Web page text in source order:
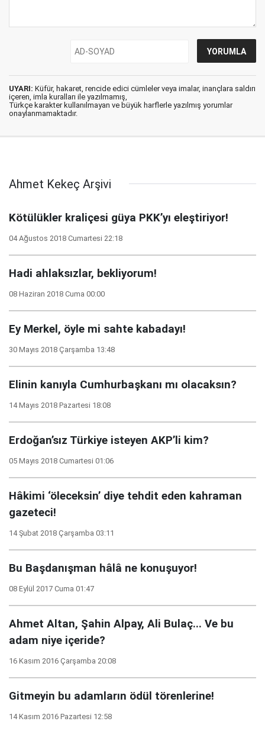
UYARI: Küfür, hakaret, rencide edici cümleler veya imalar, inançlara saldırı
içeren, imla kuralları ile yazılmamış,
Türkçe karakter kullanılmayan ve büyük harflerle yazılmış yorumlar
onaylanmamaktadır.
Ahmet Kekeç Arşivi
Kötülükler kraliçesi güya PKK’yı eleştiriyor!
04 Ağustos 2018 Cumartesi 22:18
Hadi ahlaksızlar, bekliyorum!
08 Haziran 2018 Cuma 00:00
Ey Merkel, öyle mi sahte kabadayı!
30 Mayıs 2018 Çarşamba 13:48
Elinin kanıyla Cumhurbaşkanı mı olacaksın?
14 Mayıs 2018 Pazartesi 18:08
Erdoğan’sız Türkiye isteyen AKP’li kim?
05 Mayıs 2018 Cumartesi 01:06
Hâkimi ‘öleceksin’ diye tehdit eden kahraman
gazeteci!
14 Şubat 2018 Çarşamba 03:11
Bu Başdanışman hâlâ ne konuşuyor!
08 Eylül 2017 Cuma 01:47
Ahmet Altan, Şahin Alpay, Ali Bulaç... Ve bu
adam niye içeride?
16 Kasım 2016 Çarşamba 20:08
Gitmeyin bu adamların ödül törenlerine!
14 Kasım 2016 Pazartesi 12:58